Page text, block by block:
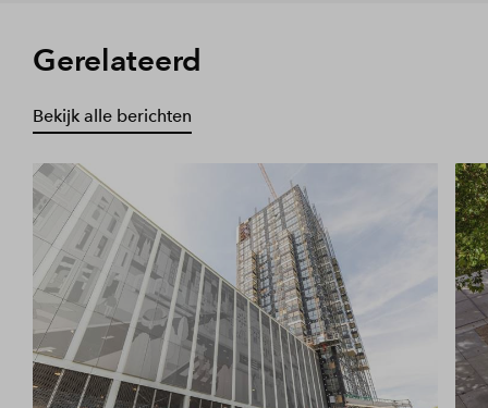
Gerelateerd
Bekijk alle berichten